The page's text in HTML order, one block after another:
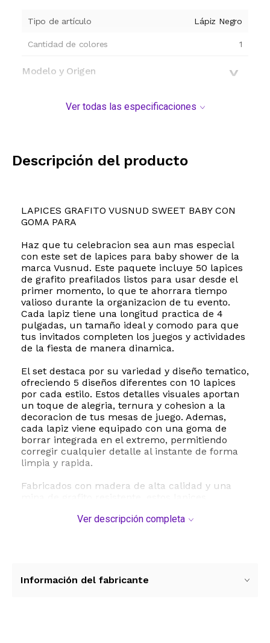
Tipo de artículo Lápiz Negro
Cantidad de colores 1
Modelo y Origen
Ver todas las especificaciones
Descripción del producto
LAPICES GRAFITO VUSNUD SWEET BABY CON
GOMA PARA
Haz que tu celebracion sea aun mas especial
con este set de lapices para baby shower de la
marca Vusnud. Este paquete incluye 50 lapices
de grafito preafilados listos para usar desde el
primer momento, lo que te ahorrara tiempo
valioso durante la organizacion de tu evento.
Cada lapiz tiene una longitud practica de 4
pulgadas, un tamaño ideal y comodo para que
tus invitados completen los juegos y actividades
de la fiesta de manera dinamica.
El set destaca por su variedad y diseño tematico,
ofreciendo 5 diseños diferentes con 10 lapices
por cada estilo. Estos detalles visuales aportan
un toque de alegria, ternura y cohesion a la
decoracion de tus mesas de juego. Ademas,
cada lapiz viene equipado con una goma de
borrar integrada en el extremo, permitiendo
corregir cualquier detalle al instante de forma
limpia y rapida.
Fabricados con madera de alta calidad y una
duracion. Son perfectos para dinamicas clasicas
para adultos como para niños, convirtiendolos
Ver descripción completa
Información del fabricante